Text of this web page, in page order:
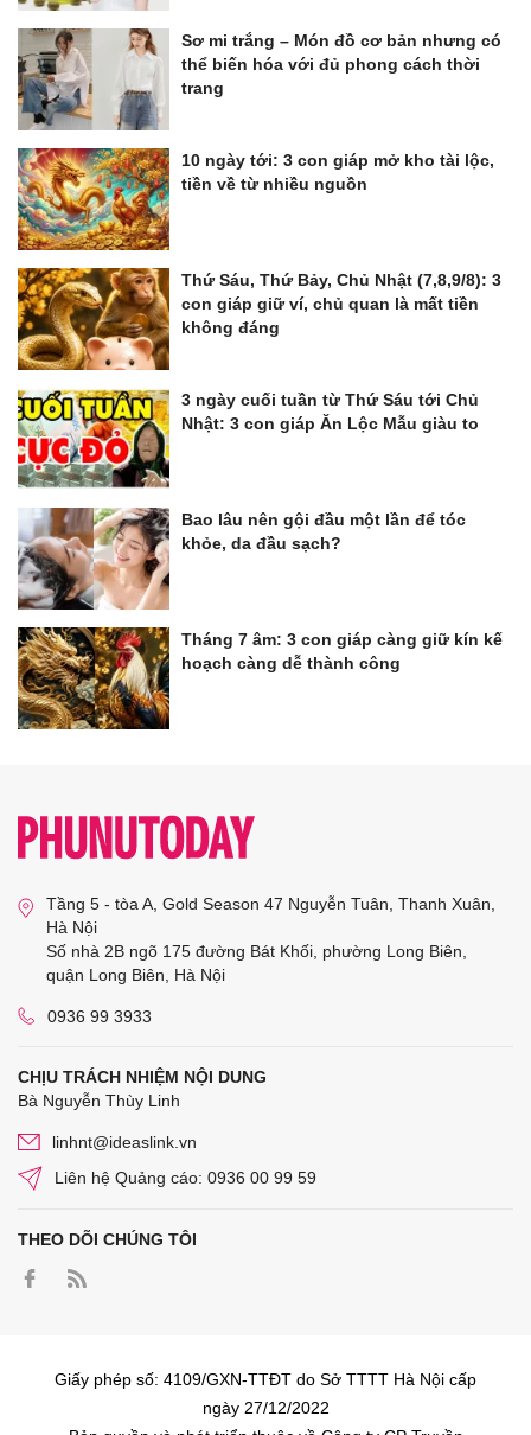
Sơ mi trắng – Món đồ cơ bản nhưng có
thể biến hóa với đủ phong cách thời
trang
10 ngày tới: 3 con giáp mở kho tài lộc,
tiền về từ nhiều nguồn
Thứ Sáu, Thứ Bảy, Chủ Nhật (7,8,9/8): 3
con giáp giữ ví, chủ quan là mất tiền
không đáng
3 ngày cuối tuần từ Thứ Sáu tới Chủ
Nhật: 3 con giáp Ăn Lộc Mẫu giàu to
Bao lâu nên gội đầu một lần để tóc
khỏe, da đầu sạch?
Tháng 7 âm: 3 con giáp càng giữ kín kế
hoạch càng dễ thành công
Tầng 5 - tòa A, Gold Season 47 Nguyễn Tuân, Thanh Xuân,
Hà Nội
Số nhà 2B ngõ 175 đường Bát Khối, phường Long Biên,
quận Long Biên, Hà Nội
0936 99 3933
CHỊU TRÁCH NHIỆM NỘI DUNG
Bà Nguyễn Thùy Linh
linhnt@ideaslink.vn
Liên hệ Quảng cáo: 0936 00 99 59
THEO DÕI CHÚNG TÔI
Giấy phép số: 4109/GXN-TTĐT do Sở TTTT Hà Nội cấp
ngày 27/12/2022